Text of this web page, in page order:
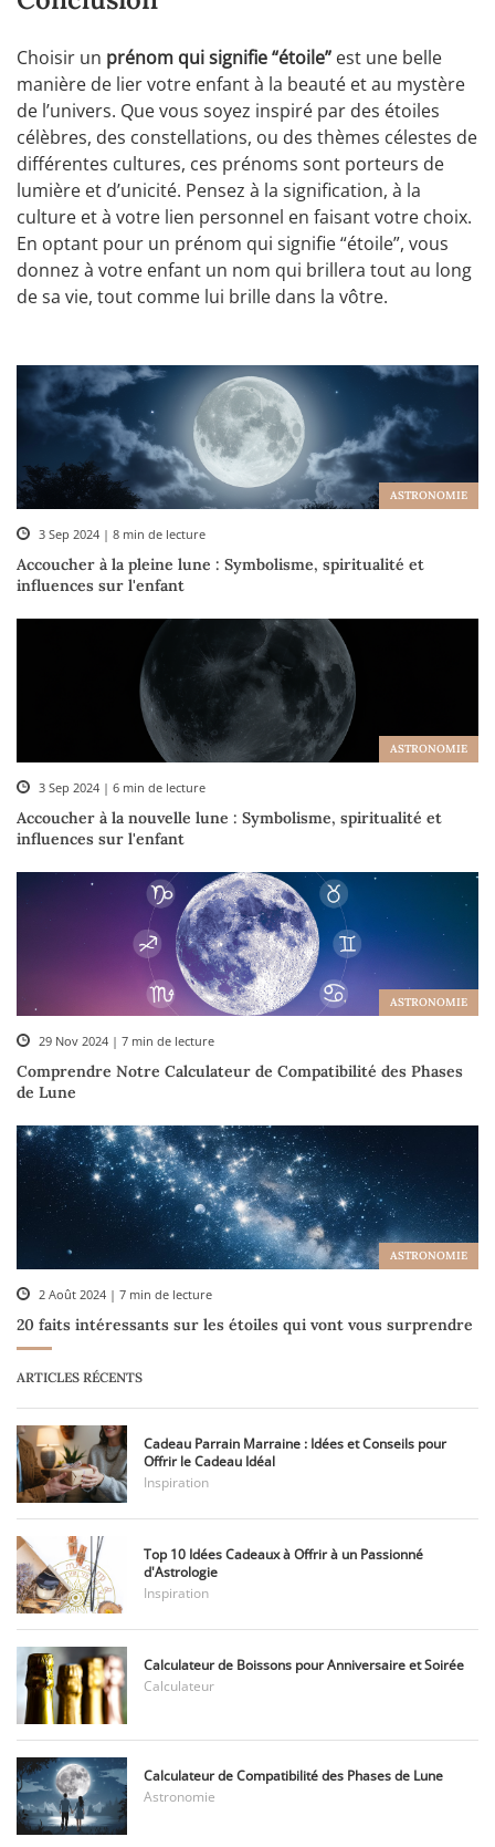
Choisir un prénom qui signifie “étoile” est une belle
manière de lier votre enfant à la beauté et au mystère
de l’univers. Que vous soyez inspiré par des étoiles
célèbres, des constellations, ou des thèmes célestes de
différentes cultures, ces prénoms sont porteurs de
lumière et d’unicité. Pensez à la signification, à la
culture et à votre lien personnel en faisant votre choix.
En optant pour un prénom qui signifie “étoile”, vous
donnez à votre enfant un nom qui brillera tout au long
de sa vie, tout comme lui brille dans la vôtre.
ASTRONOMIE
3 Sep 2024 | 8 min de lecture
Accoucher à la pleine lune : Symbolisme, spiritualité et
influences sur l'enfant
ASTRONOMIE
3 Sep 2024 | 6 min de lecture
Accoucher à la nouvelle lune : Symbolisme, spiritualité et
influences sur l'enfant
ASTRONOMIE
29 Nov 2024 | 7 min de lecture
Comprendre Notre Calculateur de Compatibilité des Phases
de Lune
ASTRONOMIE
2 Août 2024 | 7 min de lecture
20 faits intéressants sur les étoiles qui vont vous surprendre
ARTICLES RÉCENTS
Cadeau Parrain Marraine : Idées et Conseils pour
Offrir le Cadeau Idéal
Inspiration
Top 10 Idées Cadeaux à Offrir à un Passionné
d'Astrologie
Inspiration
Calculateur de Boissons pour Anniversaire et Soirée
Calculateur
Calculateur de Compatibilité des Phases de Lune
Astronomie